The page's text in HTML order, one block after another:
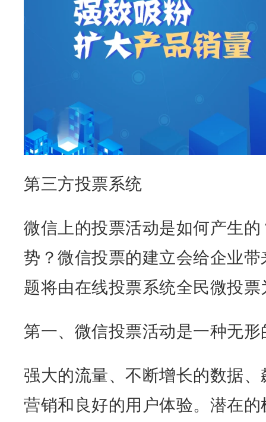
第三方投票系统
微信上的投票活动是如何产生
势？微信投票的建立会给企业
题将由在线投票系统全民微投
第一、微信投票活动是一种无
强大的流量、不断增长的数据
营销和良好的用户体验。潜在